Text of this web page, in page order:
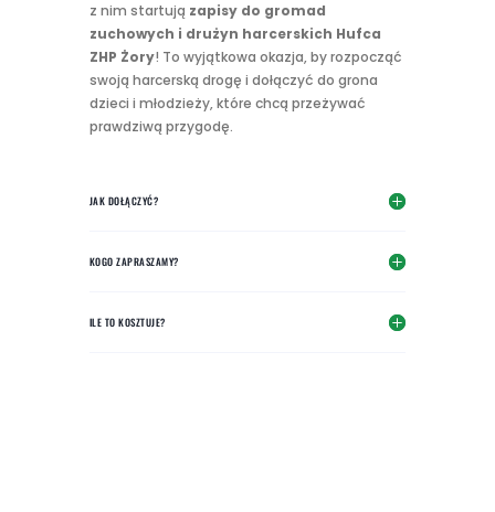
z nim startują zapisy do gromad
zuchowych i drużyn harcerskich Hufca
ZHP Żory! To wyjątkowa okazja, by rozpocząć
swoją harcerską drogę i dołączyć do grona
dzieci i młodzieży, które chcą przeżywać
prawdziwą przygodę.
JAK DOŁĄCZYĆ?
KOGO ZAPRASZAMY?
ILE TO KOSZTUJE?